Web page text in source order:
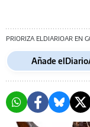
PRIORIZA ELDIARIOAR EN
Añade